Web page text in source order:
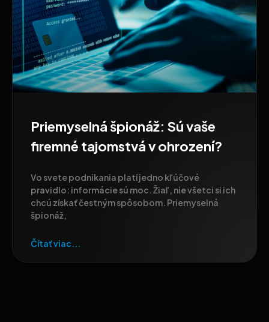
Priemyselná špionáž: Sú vaše
firemné tajomstvá v ohrození?
Vo svete podnikania platí jedno kľúčové
pravidlo: informácie sú moc. Žiaľ, nie všetci si ich
chcú získať čestným spôsobom. Priemyselná
špionáž,
Čítať viac...